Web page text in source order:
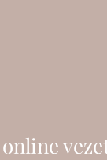
online